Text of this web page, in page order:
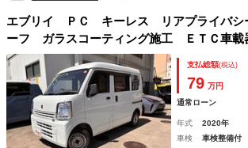
エブリイ ＰＣ キーレス リアプライバシ
ーフ ガラスコーティング施工 ＥＴＣ車
ーダー オーバーヘッドコンソール
支払総額(税込)
79 万円
通常ローン
年式 2020年
車検
車検整備付